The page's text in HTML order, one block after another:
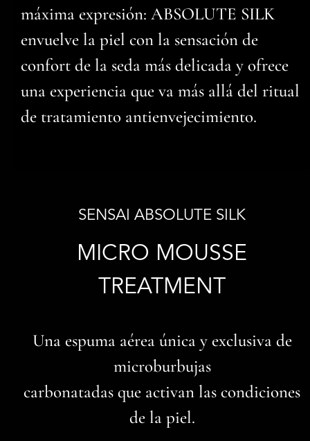
máxima expresión: ABSOLUTE SILK
envuelve la piel con la sensación de
confort de la seda más delicada y ofrece
una experiencia que va más allá del ritual
de tratamiento antienvejecimiento.
SENSAI ABSOLUTE SILK
MICRO MOUSSE
TREATMENT
Una espuma aérea única y exclusiva de
microburbujas
carbonatadas que activan las condiciones
de la piel.